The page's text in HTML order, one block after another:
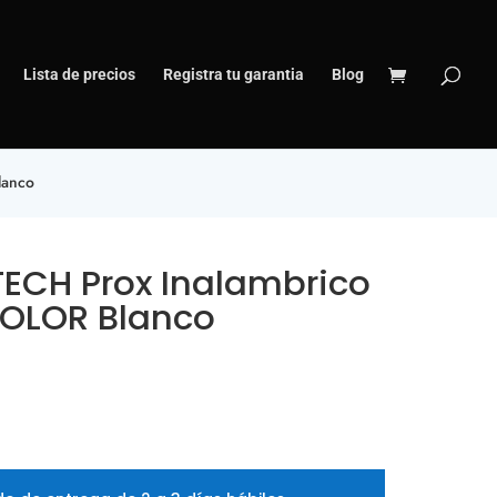
Lista de precios Registra tu garantia Blog
Prox Inalambrico
Blanco